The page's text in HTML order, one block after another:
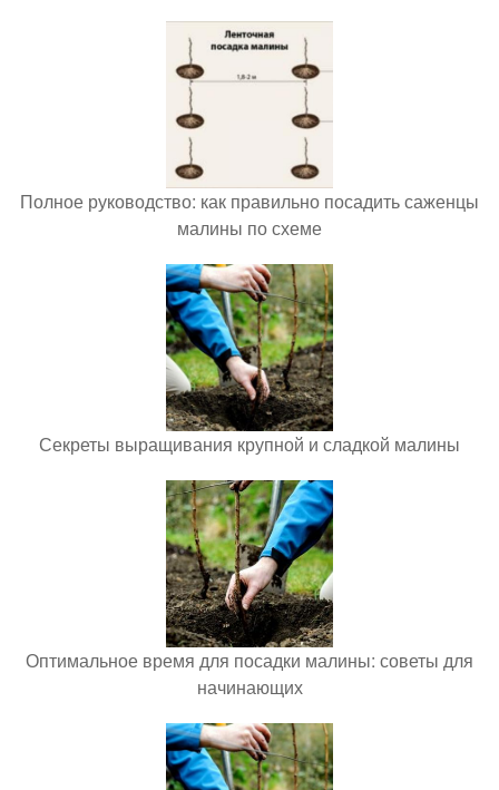
Полное руководство: как правильно посадить саженцы
малины по схеме
Секреты выращивания крупной и сладкой малины
Оптимальное время для посадки малины: советы для
начинающих